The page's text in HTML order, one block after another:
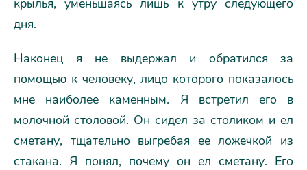
крылья, уменьшаясь лишь к утру следующего
дня.
Наконец я не выдержал и обратился за
помощью к человеку, лицо которого показалось
мне наиболее каменным. Я встретил его в
молочной столовой. Он сидел за столиком и ел
сметану, тщательно выгребая ее ложечкой из
стакана. Я понял, почему он ел сметану. Его